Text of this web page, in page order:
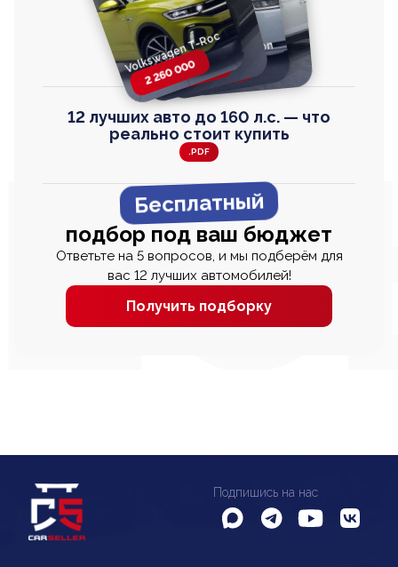
Volkswagen T-Roc
2 260 000
Toyota Harrier
2 820 000
Honda Step Wagon
2 820 000
Volkswagen
TAYRON
2 670 000
12 лучших авто до 160 л.с. — что
реально стоит купить
.PDF
Бесплатный
подбор под ваш бюджет
Ответьте на 5 вопросов, и мы подберём для
вас 12 лучших автомобилей!
Получить подборку
Подпишись на нас